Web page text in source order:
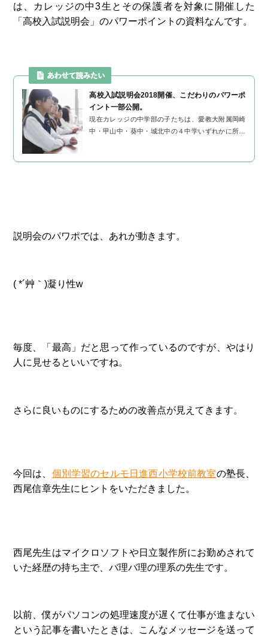
は、カレッジの中3生とその保護者を対象に開催した
「高校入試説明会」のパワーポイントの資料なんです。
高校入試説明会2018開催、こだわりのパワーポ
イント一部公開。
現在カレッジの中学部の子たちは、愛教大附属岡崎
中・甲山中・葵中・城北中の４中学いずれかに所属
説明会のパワポでは、あれが動きます。
( *´艸｀)凝り性w
毎度、「最高」だと思って作っているのですが、やはり
人に見せるといいですね。
さらに良いものにするための改善点が見えてきます。
今回は、 個別学習のセルモ日進西小学校前教室の塾長、
西尾信章先生にヒントをいただきました。
西尾先生はマイクロソフトや日立製作所にお勤めされて
いた経歴の持ち主で、バ理バ理の理系の先生です。
以前、僕がパソコンの処理速度が遅くて仕事が進まない
という記事を書いたときは、こんなメッセージを送って